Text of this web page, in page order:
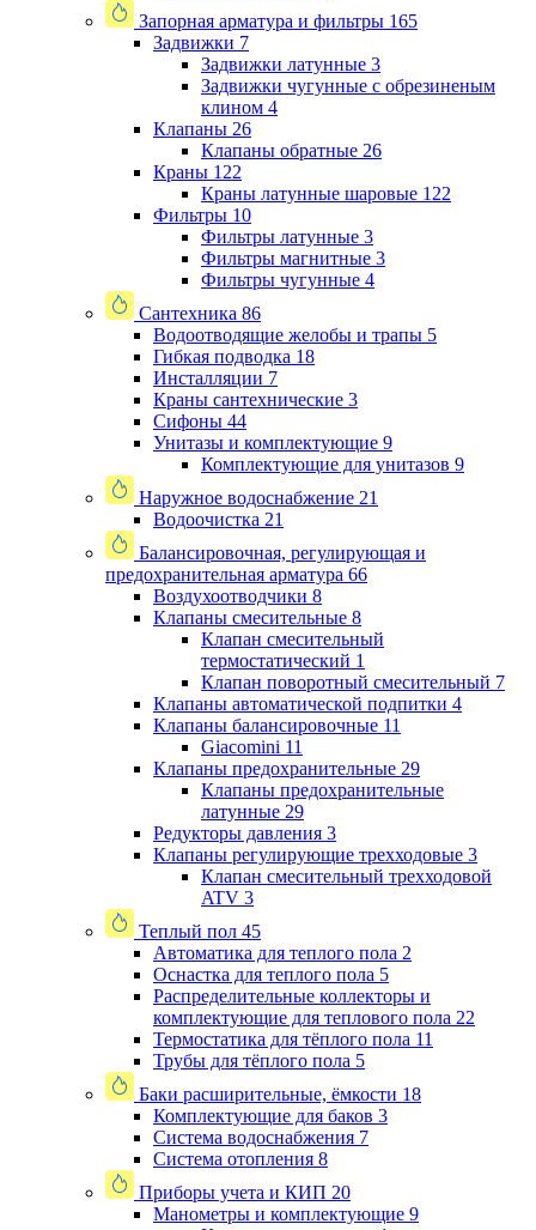
Запорная арматура и фильтры 165
Задвижки 7
Задвижки латунные 3
Задвижки чугунные с обрезиненым
клином 4
Клапаны 26
Клапаны обратные 26
Краны 122
Краны латунные шаровые 122
Фильтры 10
Фильтры латунные 3
Фильтры магнитные 3
Фильтры чугунные 4
Сантехника 86
Водоотводящие желобы и трапы 5
Гибкая подводка 18
Инсталляции 7
Краны сантехнические 3
Сифоны 44
Унитазы и комплектующие 9
Комплектующие для унитазов 9
Наружное водоснабжение 21
Водоочистка 21
Балансировочная, регулирующая и
предохранительная арматура 66
Воздухоотводчики 8
Клапаны cмесительные 8
Клапан cмесительный
термостатический 1
Клапан поворотный cмесительный 7
Клапаны автоматической подпитки 4
Клапаны балансировочные 11
Giacomini 11
Клапаны предохранительные 29
Клапаны предохранительные
латунные 29
Редукторы давления 3
Клапаны регулирующие трехходовые 3
Клапан смесительный трехходовой
ATV 3
Теплый пол 45
Автоматика для теплого пола 2
Оснастка для теплого пола 5
Распределительные коллекторы и
комплектующие для теплового пола 22
Термостатика для тёплого пола 11
Трубы для тёплого пола 5
Баки расширительные, ёмкости 18
Комплектующие для баков 3
Система водоснабжения 7
Система отопления 8
Приборы учета и КИП 20
Манометры и комплектующие 9